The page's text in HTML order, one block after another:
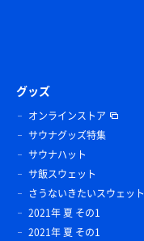
グッズ
オンラインストア
サウナグッズ特集
サウナハット
サ飯スウェット
さうないきたいスウェット
2021年 夏 その1
2021年 夏 その1